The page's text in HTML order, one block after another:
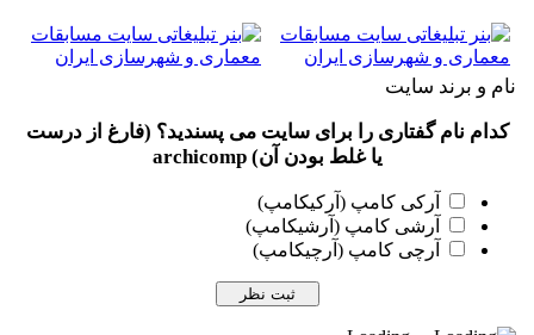
نام و برند سایت
کدام نام گفتاری را برای سایت می پسندید؟ (فارغ از درست
یا غلط بودن آن) archicomp
آرکی کامپ (آرکیکامپ)
آرشی کامپ (آرشیکامپ)
آرچی کامپ (آرچیکامپ)